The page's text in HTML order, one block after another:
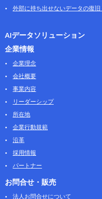
外部に持ち出せないデータの復旧
AIデータソリューション
企業情報
企業理念
会社概要
事業内容
リーダーシップ
所在地
企業行動規範
沿革
採用情報
パートナー
お問合せ・販売
法人お問合せについて